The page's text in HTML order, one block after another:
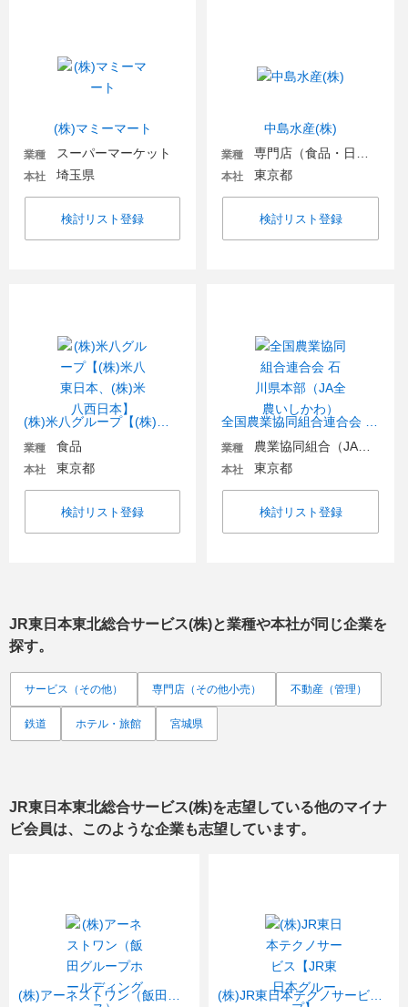
(株)マミーマート
業種 スーパーマーケット
本社 埼玉県
検討リスト登録
中島水産(株)
業種
本社 東京都
検討リスト登録
業種 食品
本社 東京都
検討リスト登録
業種
本社 東京都
検討リスト登録
JR東日本東北総合サービス(株)と業種や本社が同じ企業を
探す。
サービス（その他） 専門店（その他小売） 不動産（管理）
鉄道 ホテル・旅館 宮城県
JR東日本東北総合サービス(株)を志望している他のマイナ
ビ会員は、このような企業も志望しています。